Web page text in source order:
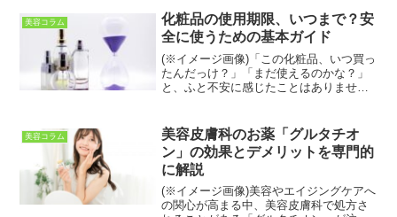
美容コラム
化粧品の使用期限、いつまで？安
全に使うための基本ガイド
(※イメージ画像)「この化粧品、いつ買っ
たんだっけ？」「まだ使えるのかな？」
と、ふと不安に感じたことはありません
うか。開封済みか未開封か、そして製品
の種類によってその期...
美容コラム
美容皮膚科のお薬「グルタチオ
ン」の効果とデメリットを専門的
に解説
(※イメージ画像)美容やエイジングケアへ
の関心が高まる中、美容皮膚科で処方さ